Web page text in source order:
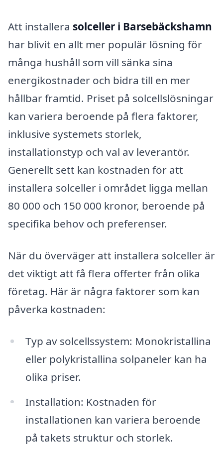
Att installera solceller i Barsebäckshamn
har blivit en allt mer populär lösning för
många hushåll som vill sänka sina
energikostnader och bidra till en mer
hållbar framtid. Priset på solcellslösningar
kan variera beroende på flera faktorer,
inklusive systemets storlek,
installationstyp och val av leverantör.
Generellt sett kan kostnaden för att
installera solceller i området ligga mellan
80 000 och 150 000 kronor, beroende på
specifika behov och preferenser.
När du överväger att installera solceller är
det viktigt att få flera offerter från olika
företag. Här är några faktorer som kan
påverka kostnaden:
Typ av solcellssystem: Monokristallina
eller polykristallina solpaneler kan ha
olika priser.
Installation: Kostnaden för
installationen kan variera beroende
på takets struktur och storlek.